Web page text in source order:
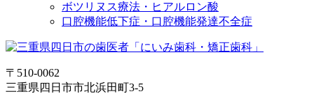
ボツリヌス療法・ヒアルロン酸
口腔機能低下症・口腔機能発達不全症
〒510-0062
三重県四日市市北浜田町3-5